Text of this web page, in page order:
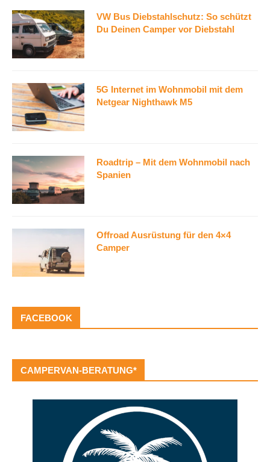
VW Bus Diebstahlschutz: So schützt
Du Deinen Camper vor Diebstahl
5G Internet im Wohnmobil mit dem
Netgear Nighthawk M5
Roadtrip – Mit dem Wohnmobil nach
Spanien
Offroad Ausrüstung für den 4×4
Camper
FACEBOOK
CAMPERVAN-BERATUNG*